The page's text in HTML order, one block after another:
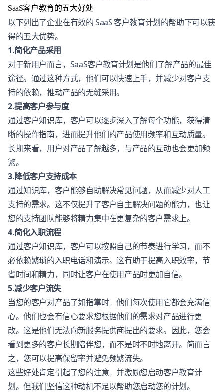
SaaS客户教育的五大好处
以下列出了企业在有效的 SaaS 客户教育计划的帮助下可以获
得的五大优势。
1.简化产品采用
对于新用户而言，SaaS客户教育计划是他们了解产品的最佳
途径。通过这种方式，他们可以快速上手，并减少对客户支
持的依赖，推动产品的无缝采用。
2.提高客户参与度
通过客户知识库，客户可以逐步深入了解每个功能，获得清
晰的操作指南，进而提升他们的产品使用频率和互动质量。
长期来看，用户对产品了解越多，与产品的互动也会更加频
繁。
3.降低客户支持成本
通过知识库，客户能够自助解决常见问题，从而减少对人工
支持的需求。这不仅提升了客户自主解决问题的能力，也让
您的支持团队能够将精力集中在更复杂的客户需求上。
4.简化入职流程
通过客户知识库，客户可以按照自己的节奏进行学习，而不
必依赖繁琐的入职电话和演示。这有助于提高入职效率，节
省时间和精力，同时让客户在使用产品时更加自信。
5.减少客户流失
当您的客户对产品了如指掌时，他们每次使用它都会充满信
心。他们也会有信心要求您根据他们的需求对产品进行更
改。这是他们无法向新服务提供商提出的要求。因此，您会
看到更多的客户长期陪伴您，而不是时不时地离开。简而言
之，您可以提高保留率并避免频繁流失。
这些好处肯定引起了您的注意，并激励您启动客户教育计
划。但我们坚信这种动机不足以帮助您启动您的计划。